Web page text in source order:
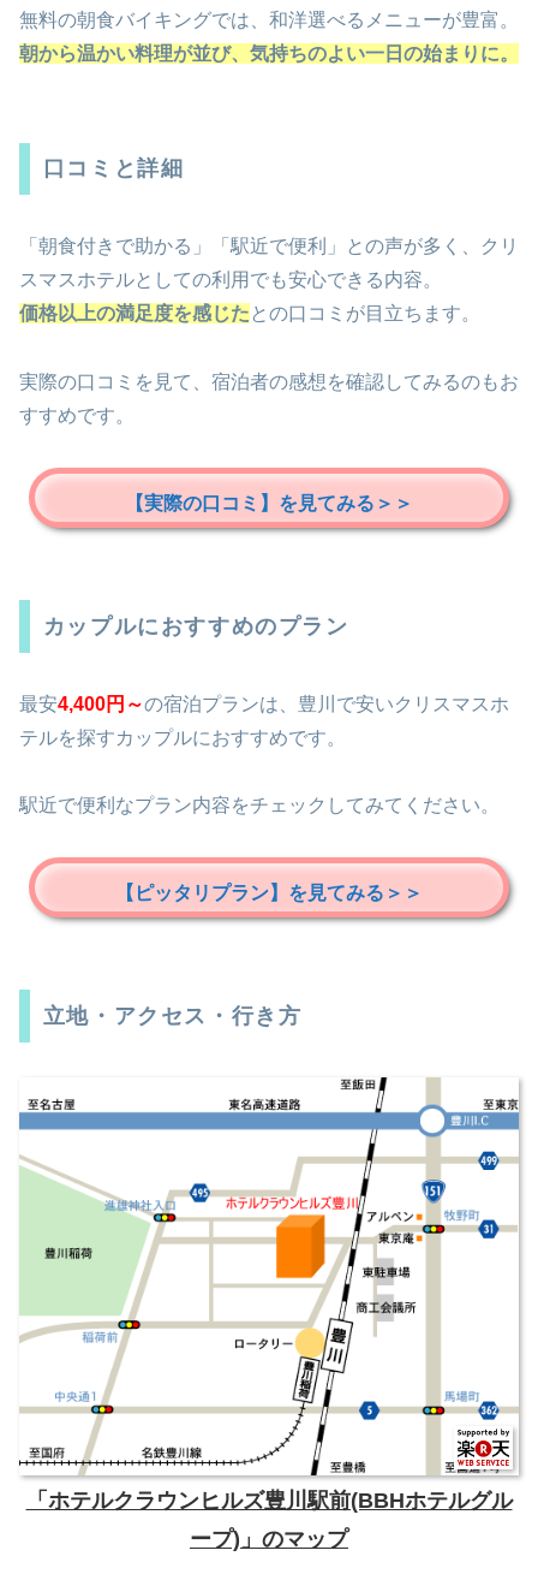
無料の朝食バイキングでは、和洋選べるメニューが豊富。
朝から温かい料理が並び、気持ちのよい一日の始まりに。
口コミと詳細
「朝食付きで助かる」「駅近で便利」との声が多く、クリ
スマスホテルとしての利用でも安心できる内容。
価格以上の満足度を感じた との口コミが目立ちます。
実際の口コミを見て、宿泊者の感想を確認してみるのもお
すすめです。
【実際の口コミ】を見てみる＞＞
カップルにおすすめのプラン
最安4,400円～の宿泊プランは、豊川で安いクリスマスホ
テルを探すカップルにおすすめです。
駅近で便利なプラン内容をチェックしてみてください。
【ピッタリプラン】を見てみる＞＞
立地・アクセス・行き方
「ホテルクラウンヒルズ豊川駅前(BBHホテルグル
ープ)」のマップ